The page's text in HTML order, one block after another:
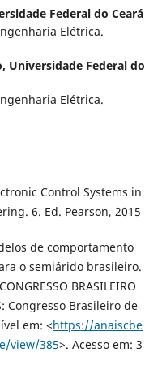
Federal do Ceará
Elétrica.
Universidade Federal do
Elétrica.
Control Systems in
6. Ed. Pearson, 2015
de comportamento
o semiárido brasileiro.
BRASILEIRO
Congresso Brasileiro de
em: <https://anaiscbe
view/385>. Acesso em: 3